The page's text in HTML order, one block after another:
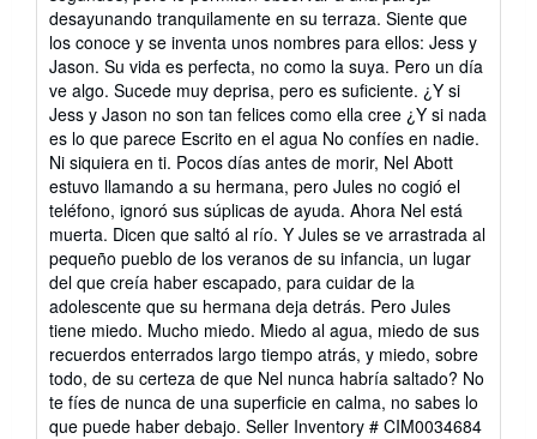
desayunando tranquilamente en su terraza. Siente que
los conoce y se inventa unos nombres para ellos: Jess y
Jason. Su vida es perfecta, no como la suya. Pero un día
ve algo. Sucede muy deprisa, pero es suficiente. ¿Y si
Jess y Jason no son tan felices como ella cree ¿Y si nada
es lo que parece Escrito en el agua No confíes en nadie.
Ni siquiera en ti. Pocos días antes de morir, Nel Abott
estuvo llamando a su hermana, pero Jules no cogió el
teléfono, ignoró sus súplicas de ayuda. Ahora Nel está
muerta. Dicen que saltó al río. Y Jules se ve arrastrada al
pequeño pueblo de los veranos de su infancia, un lugar
del que creía haber escapado, para cuidar de la
adolescente que su hermana deja detrás. Pero Jules
tiene miedo. Mucho miedo. Miedo al agua, miedo de sus
recuerdos enterrados largo tiempo atrás, y miedo, sobre
todo, de su certeza de que Nel nunca habría saltado? No
te fíes de nunca de una superficie en calma, no sabes lo
que puede haber debajo. Seller Inventory # CIM0034684